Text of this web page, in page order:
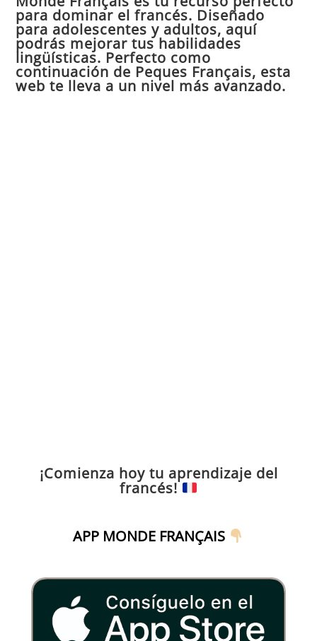
para dominar el francés. Diseñado
para adolescentes y adultos, aquí
podrás mejorar tus habilidades
lingüísticas. Perfecto como
continuación de Peques Français, esta
web te lleva a un nivel más avanzado.
¡Comienza hoy tu aprendizaje del
francés!
APP MONDE FRANÇAIS